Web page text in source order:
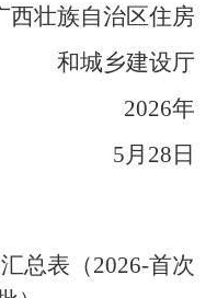
西壮族自治区住房
和城乡建设厅
2026年
5月 28 日
总表（2026-首次